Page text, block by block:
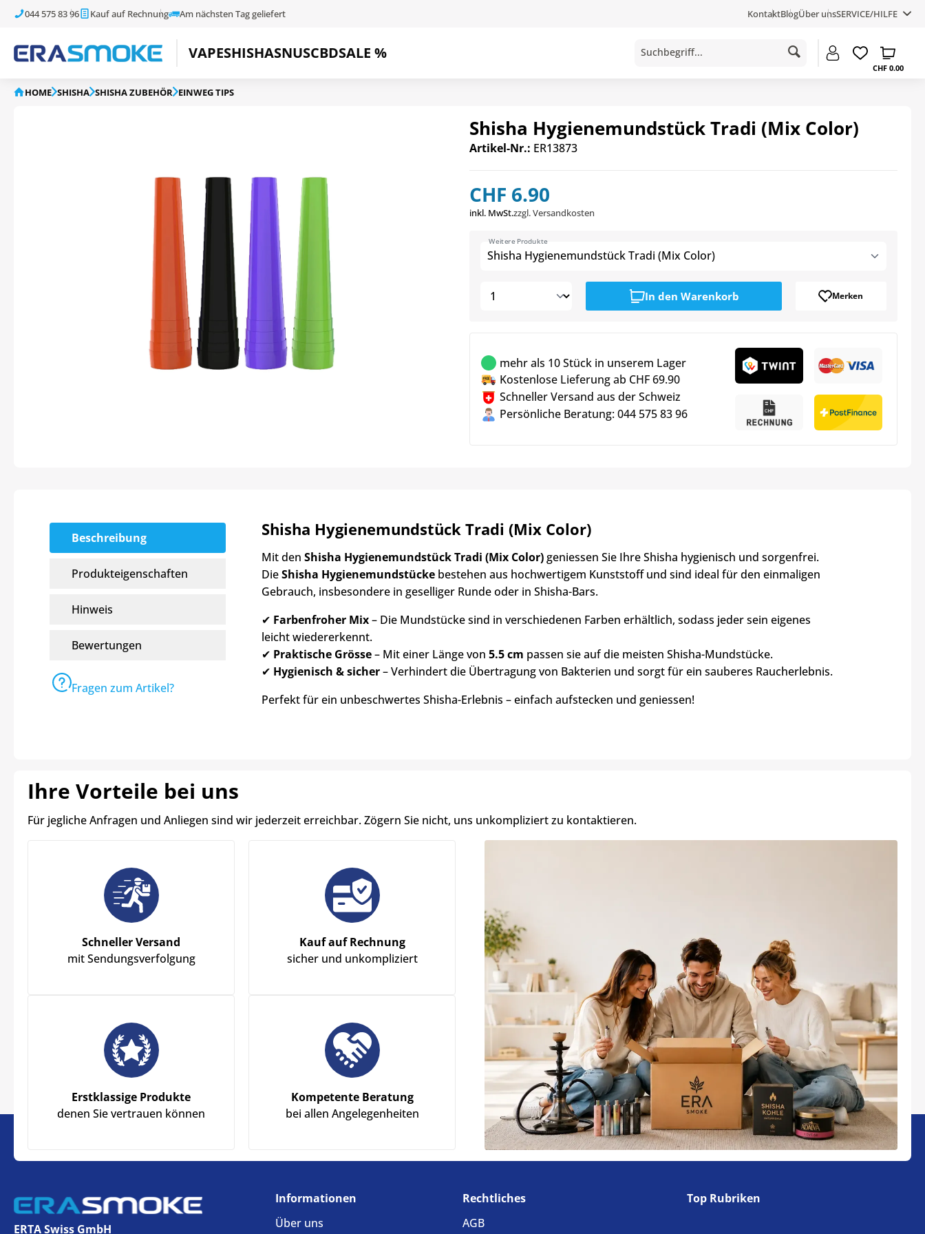
044 575 83 96 Kauf auf Rechnung Am nächsten Tag geliefert KontaktBlogÜber unsSERVICE/HILFE
VAPESHISHASNUSCBDSALE %
CHF 0.00
HOME SHISHA SHISHA ZUBEHÖR EINWEG TIPS
Shisha Hygienemundstück Tradi (Mix Color)
Artikel-Nr.: ER13873
CHF 6.90
inkl. MwSt.zzgl. Versandkosten
Shisha Hygienemundstück Tradi (Mix Color)
Weitere Produkte
In den Warenkorb Merken
mehr als 10 Stück in unserem Lager
Kostenlose Lieferung ab CHF 69.90
Schneller Versand aus der Schweiz
Persönliche Beratung: 044 575 83 96
Beschreibung
Produkteigenschaften
Hinweis
Bewertungen
Fragen zum Artikel?
Shisha Hygienemundstück Tradi (Mix Color)
Mit den Shisha Hygienemundstück Tradi (Mix Color)geniessen Sie Ihre Shisha hygienisch und sorgenfrei.
DieShisha Hygienemundstücke bestehen aus hochwertigem Kunststoff und sind ideal für den einmaligen
Gebrauch, insbesondere in geselliger Runde oder in Shisha-Bars.
✔ Farbenfroher Mix– Die Mundstücke sind in verschiedenen Farben erhältlich, sodass jeder sein eigenes
leicht wiedererkennt.
✔ Praktische Grösse– Mit einer Länge von 5.5cm passen sie auf die meisten Shisha-Mundstücke.
✔ Hygienisch & sicher– Verhindert die Übertragung von Bakterien und sorgt für ein sauberes Raucherlebnis.
Perfekt für ein unbeschwertes Shisha-Erlebnis – einfach aufstecken und geniessen!
Ihre Vorteile bei uns
Für jegliche Anfragen und Anliegen sind wir jederzeit erreichbar. Zögern Sie nicht, uns unkompliziert zu kontaktieren.
Schneller Versand
mit Sendungsverfolgung
Kauf auf Rechnung
sicher und unkompliziert
Erstklassige Produkte
denen Sie vertrauen können
Kompetente Beratung
bei allen Angelegenheiten
ERTA Swiss GmbH
Informationen
Über uns
Rechtliches
AGB
Top Rubriken